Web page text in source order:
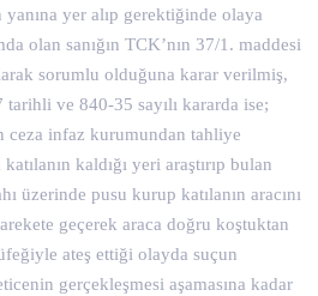
yanına yer alıp gerektiğinde olaya
olan sanığın TCK’nın 37/1. maddesi
sorumlu olduğuna karar verilmiş,
ve 840-35 sayılı kararda ise;
ceza infaz kurumundan tahliye
kaldığı yeri araştırıp bulan
üzerinde pusu kurup katılanın aracını
geçerek araca doğru koştuktan
ateş ettiği olayda suçun
gerçekleşmesi aşamasına kadar